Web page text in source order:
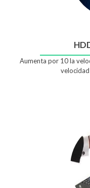
Aumenta por 10 la